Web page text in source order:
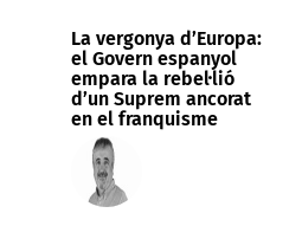
La vergonya d’Europa:
el Govern espanyol
empara la rebel·lió
d’un Suprem ancorat
en el franquisme